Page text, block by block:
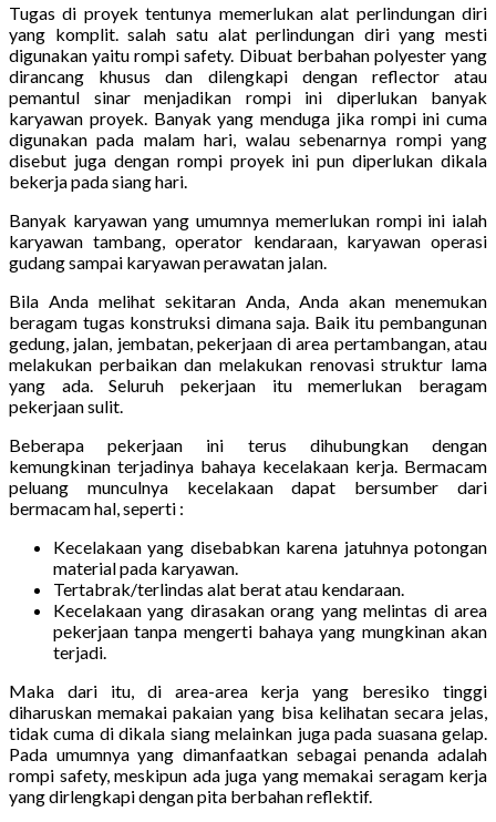
Tugas di proyek tentunya memerlukan alat perlindungan diri
yang komplit. salah satu alat perlindungan diri yang mesti
digunakan yaitu rompi safety. Dibuat berbahan polyester yang
dirancang khusus dan dilengkapi dengan reflector atau
pemantul sinar menjadikan rompi ini diperlukan banyak
karyawan proyek. Banyak yang menduga jika rompi ini cuma
digunakan pada malam hari, walau sebenarnya rompi yang
disebut juga dengan rompi proyek ini pun diperlukan dikala
bekerja pada siang hari.
Banyak karyawan yang umumnya memerlukan rompi ini ialah
karyawan tambang, operator kendaraan, karyawan operasi
gudang sampai karyawan perawatan jalan.
Bila Anda melihat sekitaran Anda, Anda akan menemukan
beragam tugas konstruksi dimana saja. Baik itu pembangunan
gedung, jalan, jembatan, pekerjaan di area pertambangan, atau
melakukan perbaikan dan melakukan renovasi struktur lama
yang ada. Seluruh pekerjaan itu memerlukan beragam
pekerjaan sulit.
Beberapa pekerjaan ini terus dihubungkan dengan
kemungkinan terjadinya bahaya kecelakaan kerja. Bermacam
peluang munculnya kecelakaan dapat bersumber dari
bermacam hal, seperti :
Kecelakaan yang disebabkan karena jatuhnya potongan
material pada karyawan.
Tertabrak/terlindas alat berat atau kendaraan.
Kecelakaan yang dirasakan orang yang melintas di area
pekerjaan tanpa mengerti bahaya yang mungkinan akan
terjadi.
Maka dari itu, di area-area kerja yang beresiko tinggi
diharuskan memakai pakaian yang bisa kelihatan secara jelas,
tidak cuma di dikala siang melainkan juga pada suasana gelap.
Pada umumnya yang dimanfaatkan sebagai penanda adalah
rompi safety, meskipun ada juga yang memakai seragam kerja
yang dirlengkapi dengan pita berbahan reflektif.